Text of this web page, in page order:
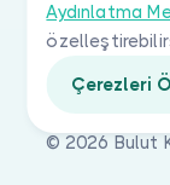
Aydınlatma
Çerezleri
© 2026 Bulut